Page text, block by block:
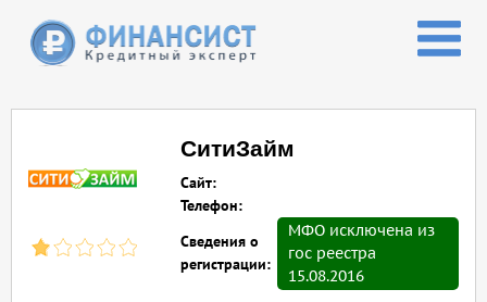
СитиЗайм
Сайт:
Телефон:
Сведения о
регистрации:
МФО исключена из
гос реестра
15.08.2016